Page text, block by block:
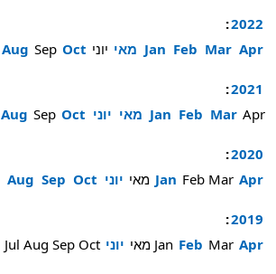
2022
:
Jan Feb Mar Apr מאי יוני Aug Sep Oct
2021
:
Jan Feb Mar Apr מאי יוני Aug Sep Oct
2020
:
Jan Feb Mar Apr מאי יוני Aug Sep Oct
2019
:
Jan Feb Mar Apr מאי יוני Jul Aug Sep Oct